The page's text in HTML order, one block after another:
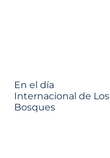
En el día
Internacional de Los
Bosques